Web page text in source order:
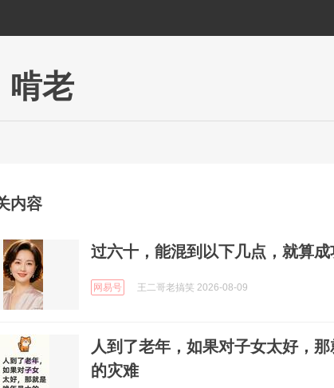
啃老
内容
过六十，能混到以下几点，就算成
网易号 王二哥老搞笑 2026-08-09
人到了老年，如果对子女太好，
的灾难